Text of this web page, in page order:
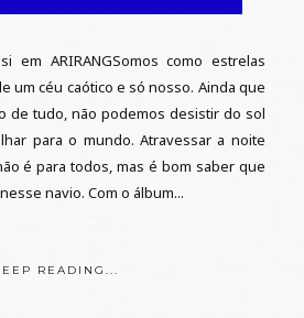
em ARIRANGSomos como estrelas
um céu caótico e só nosso. Ainda que
de tudo, não podemos desistir do sol
para o mundo. Atravessar a noite
é para todos, mas é bom saber que
navio. Com o álbum...
READING...